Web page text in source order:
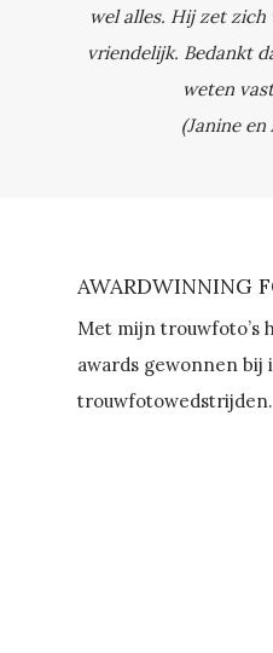
wel alles. Hij zet
vriendelijk. Bedankt
weten
(Janine en
AWARDWINNING
Met mijn trouwfoto’s
awards gewonnen
trouwfotowedstrijden.